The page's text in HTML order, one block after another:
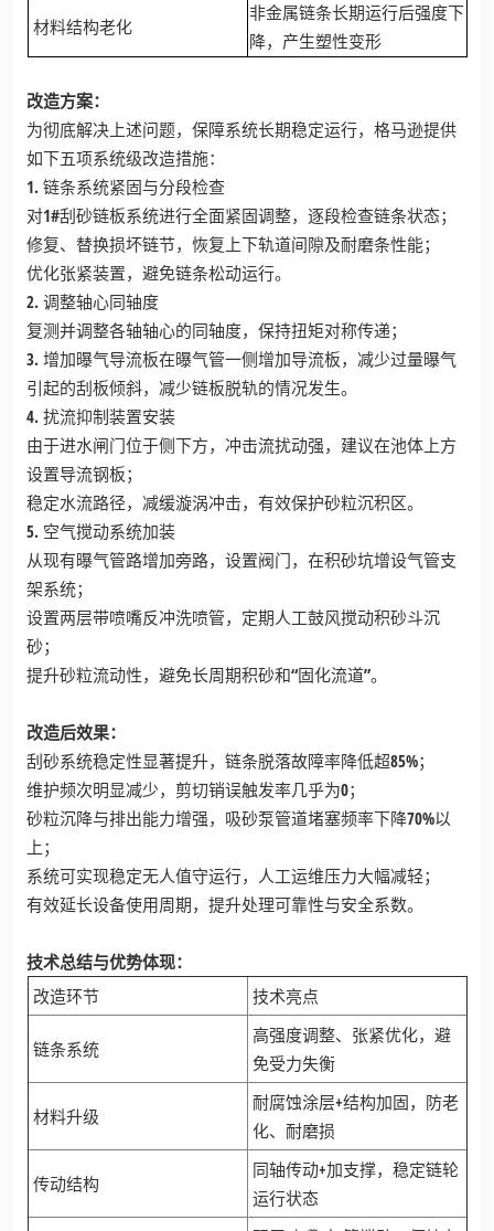
材料结构老化
非金属链条长期运行后强度下
降，产生塑性变形
改造方案：
为彻底解决上述问题，保障系统长期稳定运行，格马逊提供
如下五项系统级改造措施：
1. 链条系统紧固与分段检查
对1#刮砂链板系统进行全面紧固调整，逐段检查链条状态；
修复、替换损坏链节，恢复上下轨道间隙及耐磨条性能；
优化张紧装置，避免链条松动运行。
2. 调整轴心同轴度
复测并调整各轴轴心的同轴度，保持扭矩对称传递；
3. 增加曝气导流板在曝气管一侧增加导流板，减少过量曝气
引起的刮板倾斜，减少链板脱轨的情况发生。
4. 扰流抑制装置安装
由于进水闸门位于侧下方，冲击流扰动强，建议在池体上方
设置导流钢板；
稳定水流路径，减缓漩涡冲击，有效保护砂粒沉积区。
5. 空气搅动系统加装
从现有曝气管路增加旁路，设置阀门，在积砂坑增设气管支
架系统；
设置两层带喷嘴反冲洗喷管，定期人工鼓风搅动积砂斗沉
砂；
提升砂粒流动性，避免长周期积砂和“固化流道”。
改造后效果：
刮砂系统稳定性显著提升，链条脱落故障率降低超85%；
维护频次明显减少，剪切销误触发率几乎为0；
砂粒沉降与排出能力增强，吸砂泵管道堵塞频率下降70%以
上；
系统可实现稳定无人值守运行，人工运维压力大幅减轻；
有效延长设备使用周期，提升处理可靠性与安全系数。
技术总结与优势体现：
改造环节
技术亮点
链条系统
高强度调整、张紧优化，避
免受力失衡
材料升级
耐腐蚀涂层+结构加固，防老
化、耐磨损
传动结构
同轴传动+加支撑，稳定链轮
运行状态